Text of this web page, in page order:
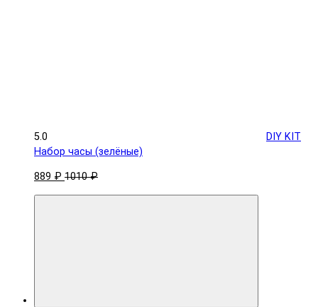
5.0
DIY KIT
Набор часы (зелёные)
889 ₽ 1010 ₽